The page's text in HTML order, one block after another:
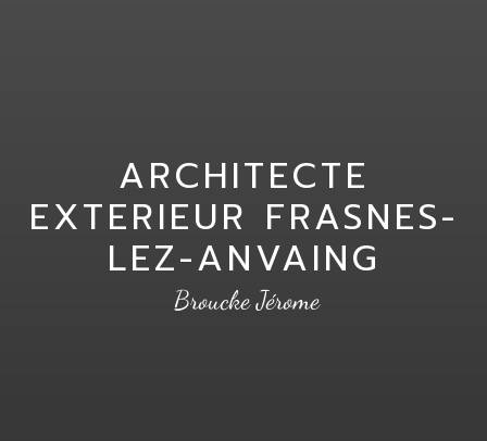
ARCHITECTE
EXTERIEUR FRASNES-
LEZ-ANVAING
Broucke Jérome